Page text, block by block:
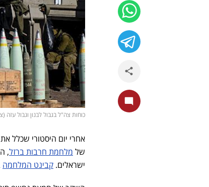
כוחות צה"ל בגבול לבנון וגבול עזה (צילום פלאש 90/ אייל
של מלחמת חרבות ברזל
ישראלים. קבינט המלחמה